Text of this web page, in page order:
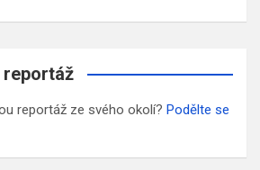
reportáž
reportáž ze svého okolí? Podělte se